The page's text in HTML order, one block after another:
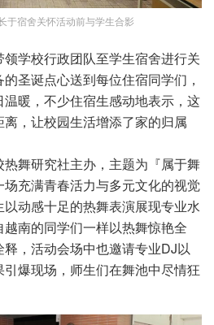
于宿舍关怀活动前与学生合影
学校行政团队至学生宿舍进行关
圣诞点心送到每位住宿同学们，
暖，不少住宿生感动地表示，这
，让校园生活增添了家的归属
舞研究社主办，主题为『属于舞
充满青春活力与多元文化的视觉
动感十足的热舞表演展现专业水
南的同学们一样以热舞惊艳全
，活动会场中也邀请专业DJ以
爆现场，师生们在舞池中尽情狂